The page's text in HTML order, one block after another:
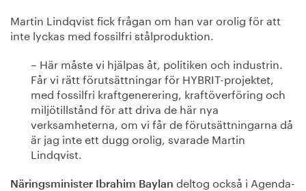
Martin Lindqvist fick frågan om han var orolig för att
inte lyckas med fossilfri stålproduktion.
– Här måste vi hjälpas åt, politiken och industrin.
Får vi rätt förutsättningar för HYBRIT-projektet,
med fossilfri kraftgenerering, kraftöverföring och
miljötillstånd för att driva de här nya
verksamheterna, om vi får de förutsättningarna då
är jag inte ett dugg orolig, svarade Martin
Lindqvist.
Näringsminister Ibrahim Baylan deltog också i Agenda-